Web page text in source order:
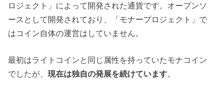
ロジェクト」によって開発された通貨です。オープンソ
ースとして開発されており、「モナープロジェクト」で
はコイン自体の運営はしていません。
最初はライトコインと同じ属性を持っていたモナコイン
でしたが、現在は独自の発展を続けています。